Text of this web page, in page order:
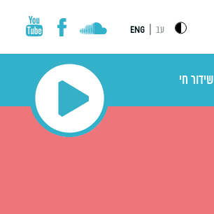
עב ENG
שידור חי